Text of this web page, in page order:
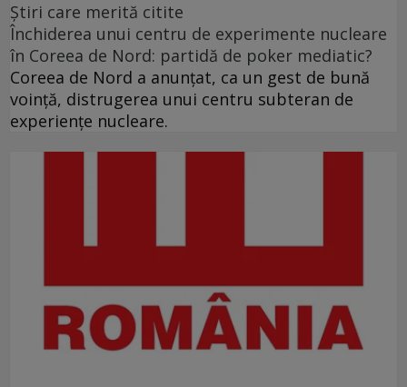
Ştiri care merită citite
Închiderea unui centru de experimente nucleare
în Coreea de Nord: partidă de poker mediatic?
Coreea de Nord a anunţat, ca un gest de bună
voinţă, distrugerea unui centru subteran de
experienţe nucleare.